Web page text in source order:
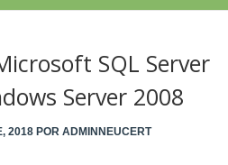
SQL Server
Server 2008
2018 POR ADMINNEUCERT